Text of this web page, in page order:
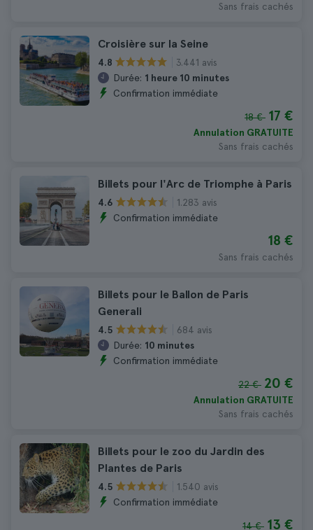
Sans frais cachés
Croisière sur la Seine
4.8
3.441 avis
Durée: 1 heure 10 minutes
Confirmation immédiate
18 € 17 €
Annulation GRATUITE
Sans frais cachés
Billets pour l'Arc de Triomphe à Paris
4.6
1.283 avis
Confirmation immédiate
18 €
Sans frais cachés
Billets pour le Ballon de Paris
Generali
4.5
684 avis
Durée: 10 minutes
Confirmation immédiate
22 € 20 €
Annulation GRATUITE
Sans frais cachés
Billets pour le zoo du Jardin des
Plantes de Paris
4.5
1.540 avis
Confirmation immédiate
14 € 13 €